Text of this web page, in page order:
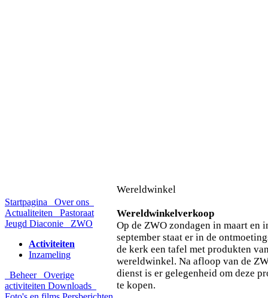
Startpagina
Over ons
Actualiteiten
Pastoraat
Jeugd Diaconie
ZWO
Activiteiten
Inzameling
Beheer
Overige
activiteiten Downloads
Wereldwinkel
Wereldwinkelverkoop
Op de ZWO zondagen in maart en
september staat er in de
de kerk een tafel met produkten
wereldwinkel. Na afloop van de
dienst is er gelegenheid om deze
te kopen.